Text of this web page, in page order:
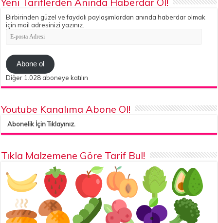
Birbirinden güzel ve faydalı paylaşımlardan anında haberdar olmak
için mail adresinizi yazınız.
E-
posta
Abone ol
Diğer 1.028 aboneye katılın
Youtube Kanalıma Abone Ol!
Abonelik İçin Tıklayınız.
Tıkla Malzemene Göre Tarif Bul!